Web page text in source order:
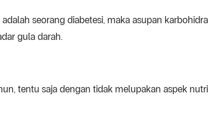
seorang diabetesi, maka asupan
gula darah.
tentu saja dengan tidak melupakan aspek